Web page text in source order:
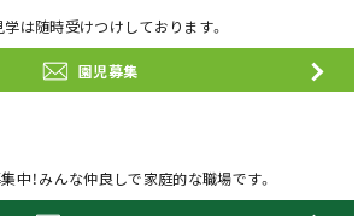
学は随時受けつけしております。
園児募集
中！みんな仲良しで家庭的な職場です。